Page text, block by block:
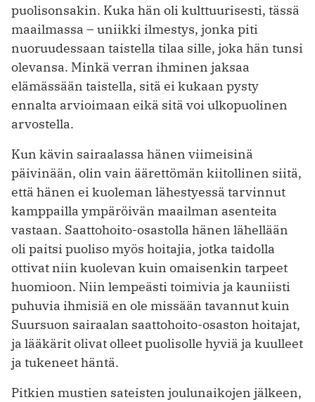
puolisonsakin. Kuka hän oli kulttuurisesti, tässä
maailmassa – uniikki ilmestys, jonka piti
nuoruudessaan taistella tilaa sille, joka hän tunsi
olevansa. Minkä verran ihminen jaksaa
elämässään taistella, sitä ei kukaan pysty
ennalta arvioimaan eikä sitä voi ulkopuolinen
arvostella.
Kun kävin sairaalassa hänen viimeisinä
päivinään, olin vain äärettömän kiitollinen siitä,
että hänen ei kuoleman lähestyessä tarvinnut
kamppailla ympäröivän maailman asenteita
vastaan. Saattohoito-osastolla hänen lähellään
oli paitsi puoliso myös hoitajia, jotka taidolla
ottivat niin kuolevan kuin omaisenkin tarpeet
huomioon. Niin lempeästi toimivia ja kauniisti
puhuvia ­ihmisiä en ole missään tavannut kuin
Suursuon sairaalan saattohoito-osaston hoitajat,
ja lääkärit olivat olleet puolisolle hyviä ja kuulleet
ja tukeneet häntä.
Pitkien mustien sateisten joulunaikojen jälkeen,